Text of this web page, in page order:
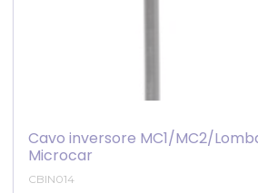
Cavo inversore MC1/MC2/
Microcar
CBIN014